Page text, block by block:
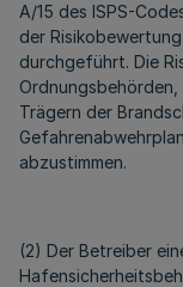
A/15 des ISPS-
der
durchgeführt. Die
Trägern der
abzustimmen.
(2) Der Betreiber